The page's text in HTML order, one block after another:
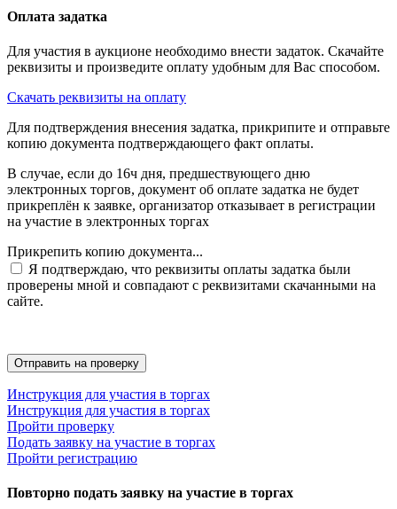
Оплата задатка
Для участия в аукционе необходимо внести задаток. Скачайте
реквизиты и произведите оплату удобным для Вас способом.
Скачать реквизиты на оплату
Для подтверждения внесения задатка, прикрипите и отправьте
копию документа подтверждающего факт оплаты.
В случае, если до 16ч дня, предшествующего дню
электронных торгов, документ об оплате задатка не будет
прикреплён к заявке, организатор отказывает в регистрации
на участие в электронных торгах
Прикрепить копию документа...
Я подтверждаю, что реквизиты оплаты задатка были
проверены мной и совпадают с реквизитами скачанными на
сайте.
Инструкция для участия в торгах
Инструкция для участия в торгах
Пройти проверку
Подать заявку на участие в торгах
Пройти регистрацию
Повторно подать заявку на участие в торгах